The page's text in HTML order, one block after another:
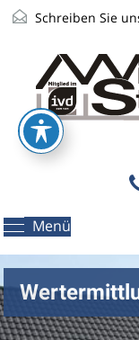
Schreiben Sie
Menü